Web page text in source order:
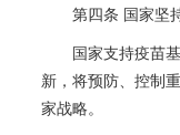
第四条 国家坚
国家支持疫苗
新，将预防、控制
家战略。